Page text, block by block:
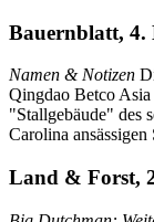
Bauernblatt, 4.
Namen & Notizen
Qingdao Betco Asia
"Stallgebäude" des
Carolina
Land & Forst,